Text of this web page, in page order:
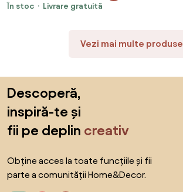
de Soare, din Plastic Rezistent,
Ф49x32cm | Aosom Romania
În stoc Livrare gratuită
Vezi mai multe produse
Descoperă,
inspiră-te și
fii pe deplin creativ
Obține acces la toate funcțiile și fii
parte a comunității Home&Decor.